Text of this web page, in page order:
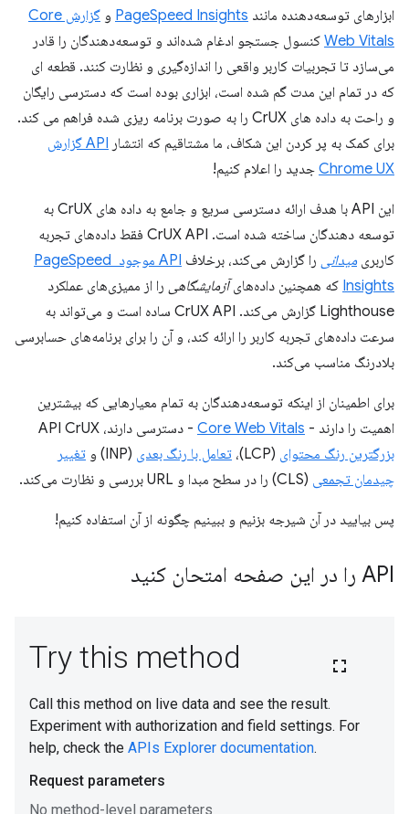
ابزارهای توسعه‌دهنده مانند PageSpeed ​​Insights و
گزارش Core
Web Vitals کنسول جستجو ادغام شده‌اند و توسعه‌دهندگان را قادر
می‌سازد تا تجربیات کاربر واقعی را اندازه‌گیری و نظارت کنند. قطعه ای
که در تمام این مدت گم شده است، ابزاری بوده است که دسترسی رایگان
و راحت به داده های CrUX را به صورت برنامه ریزی شده فراهم می کند.
برای کمک به پر کردن این شکاف، ما مشتاقیم که انتشار
API گزارش
Chrome UX جدید را اعلام کنیم!
این API با هدف ارائه دسترسی سریع و جامع به داده های CrUX به
توسعه دهندگان ساخته شده است. CrUX API فقط داده‌های تجربه
کاربری میدانی را گزارش می‌کند، برخلاف
API موجود PageSpeed ​​
Insights که همچنین داده‌هایآزمایشگاهی را از ممیزی‌های عملکرد
Lighthouse گزارش می‌کند. CrUX API ساده است و می‌تواند به
سرعت داده‌های تجربه کاربر را ارائه کند، و آن را برای برنامه‌های حسابرسی
بلادرنگ مناسب می‌کند.
برای اطمینان از اینکه توسعه‌دهندگان به تمام معیارهایی که بیشترین
اهمیت را دارند - Core Web Vitals - دسترسی دارند، API CrUX
بزرگترین رنگ محتوای (LCP)، تعامل با رنگ بعدی (INP) و
تغییر
چیدمان تجمعی (CLS) را در سطح مبدا و URL بررسی و نظارت می‌کند.
پس بیایید در آن شیرجه بزنیم و ببینیم چگونه از آن استفاده کنیم!
API را در این صفحه امتحان کنید